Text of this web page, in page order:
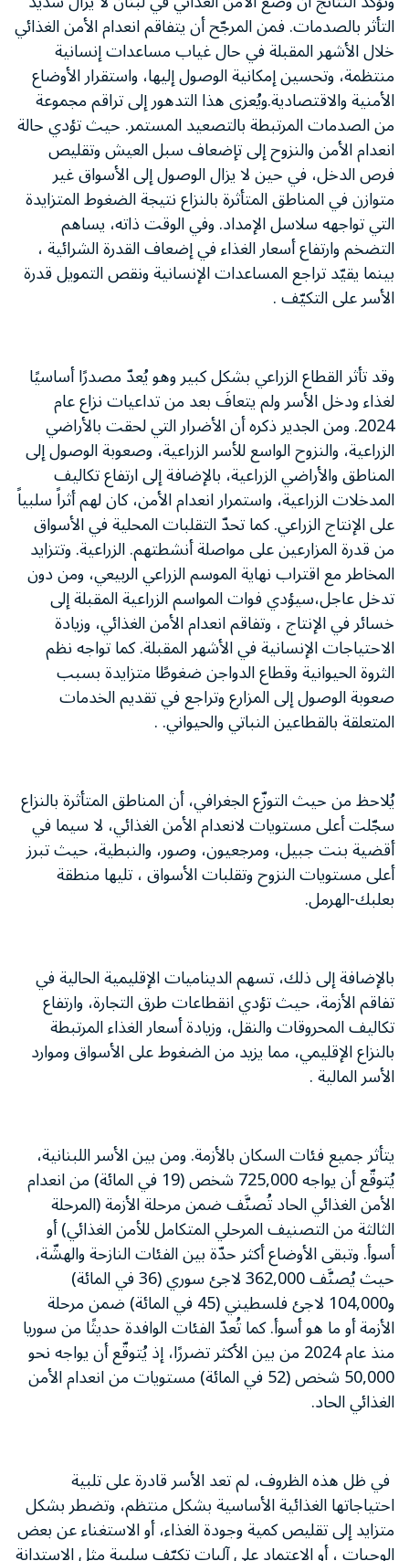
التأثر بالصدمات. فمن المرجّح أن يتفاقم انعدام الأمن الغذائي
خلال الأشهر المقبلة في حال غياب مساعدات إنسانية
منتظمة، وتحسين إمكانية الوصول إليها، واستقرار الأوضاع
الأمنية والاقتصادية.ويُعزى هذا التدهور إلى تراقم مجموعة
من الصدمات المرتبطة بالتصعيد المستمر. حيث تؤدي حالة
انعدام الأمن والنزوح إلى تإضعاف سبل العيش وتقليص
فرص الدخل، في حين لا يزال الوصول إلى الأسواق غير
متوازن في المناطق المتأثرة بالنزاع نتيجة الضغوط المتزايدة
التي تواجهه سلاسل الإمداد. وفي الوقت ذاته، يساهم
التضخم وارتفاع أسعار الغذاء في إضعاف القدرة الشرائية ،
بينما يقيّد تراجع المساعدات الإنسانية ونقص التمويل قدرة
الأسر على التكيّف .
وقد تأثر القطاع الزراعي بشكل كبير وهو يُعدّ مصدرًا أساسيًا
لغذاء ودخل الأسر ولم يتعافَ بعد من تداعيات نزاع عام
2024. ومن الجدير ذكره أن الأضرار التي لحقت بالأراضي
الزراعية، والنزوح الواسع للأسر الزراعية، وصعوبة الوصول إلى
المناطق والأراضي الزراعية، بالإضافة إلى ارتفاع تكاليف
المدخلات الزراعية، واستمرار انعدام الأمن، كان لهم أثراً سلبياً
على الإنتاج الزراعي. كما تحدّ التقلبات المحلية في الأسواق
من قدرة المزارعين على مواصلة أنشطتهم. الزراعية. وتتزايد
المخاطر مع اقتراب نهاية الموسم الزراعي الربيعي، ومن دون
تدخل عاجل،سيؤدي فوات المواسم الزراعية المقبلة إلى
خسائر في الإنتاج ، وتفاقم انعدام الأمن الغذائي، وزيادة
الاحتياجات الإنسانية في الأشهر المقبلة. كما تواجه نظم
الثروة الحيوانية وقطاع الدواجن ضغوطًا متزايدة بسبب
صعوبة الوصول إلى المزارع وتراجع في تقديم الخدمات
المتعلقة بالقطاعين النباتي والحيواني. .
يُلاحظ من حيث التوزّع الجغرافي، أن المناطق المتأثرة بالنزاع
سجّلت أعلى مستويات لانعدام الأمن الغذائي، لا سيما في
أقضية بنت جبيل، ومرجعيون، وصور، والنبطية، حيث تبرز
أعلى مستويات النزوح وتقلبات الأسواق ، تليها منطقة
بعلبك-الهرمل.
بالإضافة إلى ذلك، تسهم الديناميات الإقليمية الحالية في
تفاقم الأزمة، حيث تؤدي انقطاعات طرق التجارة، وارتفاع
تكاليف المحروقات والنقل، وزيادة أسعار الغذاء المرتبطة
بالنزاع الإقليمي، مما يزيد من الضغوط على الأسواق وموارد
الأسر المالية .
يتأثر جميع فئات السكان بالأزمة. ومن بين الأسر اللبنانية،
يُتوقّع أن يواجه 725,000 شخص (19 في المائة) من انعدام
الأمن الغذائي الحاد تُصنَّف ضمن مرحلة الأزمة (المرحلة
الثالثة من التصنيف المرحلي المتكامل للأمن الغذائي) أو
أسوأ. وتبقى الأوضاع أكثر حدّة بين الفئات النازحة والهشّة،
حيث يُصنَّف 362,000 لاجئ سوري (36 في المائة)
و104,000 لاجئ فلسطيني (45 في المائة) ضمن مرحلة
الأزمة أو ما هو أسوأ. كما تُعدّ الفئات الوافدة حديثًا من سوريا
منذ عام 2024 من بين الأكثر تضررًا، إذ يُتوقّع أن يواجه نحو
50,000 شخص (52 في المائة) مستويات من انعدام الأمن
الغذائي الحاد.
في ظل هذه الظروف، لم تعد الأسر قادرة على تلبية
احتياجاتها الغذائية الأساسية بشكل منتظم، وتضطر بشكل
متزايد إلى تقليص كمية وجودة الغذاء، أو الاستغناء عن بعض